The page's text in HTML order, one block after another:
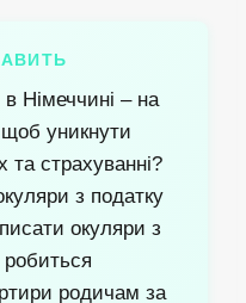
Німеччині – на
уникнути
та страхуванні?
з податку
окуляри з
родичам за